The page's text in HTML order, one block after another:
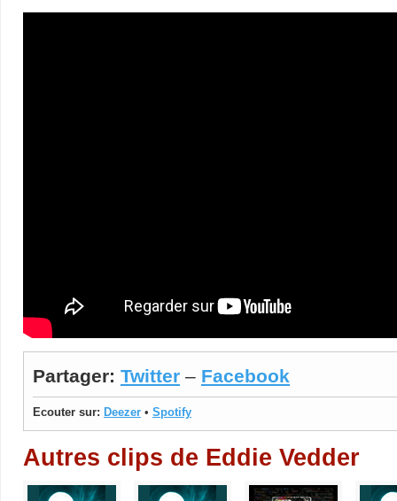
Partager: Twitter – Facebook
Ecouter sur: Deezer • Spotify
Autres clips de Eddie Vedder